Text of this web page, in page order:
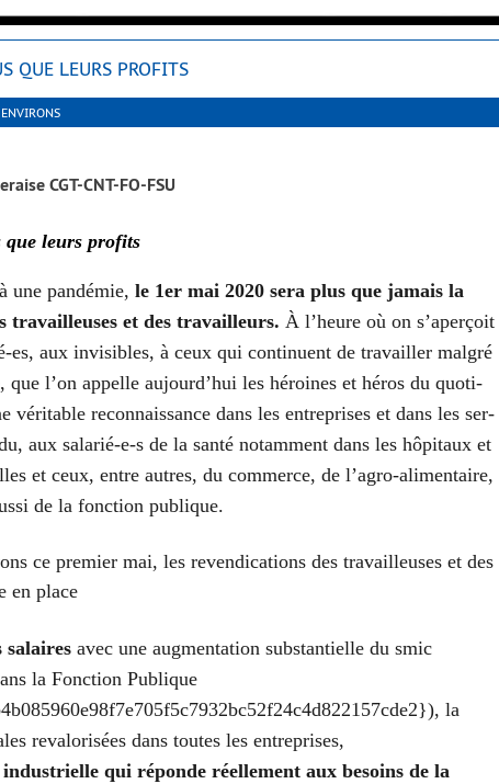
QUE LEURS PROFITS
CGT-CNT-FO-FSU
que leurs profits
une pan­dé­mie, le 1er mai 2020 sera plus que jamais la
tra­vailleuses et des tra­vailleurs. À l’heure où on s’aperçoit
es, aux invi­sibles, à ceux qui conti­nuent de tra­vailler mal­gré
que l’on appelle aujourd’hui les héroines et héros du quo­ti­
véri­table recon­nais­sance dans les entre­prises et dans les ser­
aux sala­rié-e‑s de la san­té notam­ment dans les hôpi­taux et
et ceux, entre autres, du com­merce, de l’a­gro-ali­men­taire,
de la fonc­tion publique.
ce pre­mier mai, les reven­di­ca­tions des tra­vailleuses et des
en place
salaires avec une aug­men­ta­tion sub­stan­tielle du smic
la Fonction Publique
la
reva­lo­ri­sées dans toutes les entre­prises,
qui réponde réel­le­ment aux besoins de la